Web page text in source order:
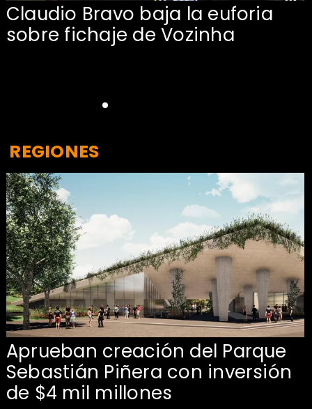
Claudio Bravo baja la euforia
sobre fichaje de Vozinha
Aprueban creación del Parque
Sebastián Piñera con inversión
de $4 mil millones
REGIONES